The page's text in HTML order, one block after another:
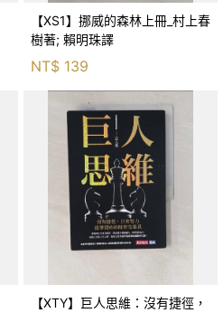
【XS1】挪威的森林上冊_村上春
樹著; 賴明珠譯
NT$ 139
【XTY】巨人思維：沒有捷徑，